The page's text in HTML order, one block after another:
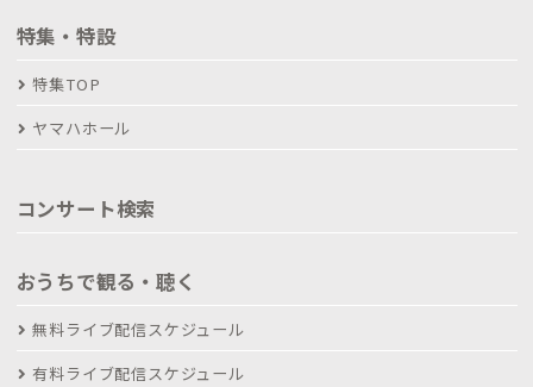
特集・特設
特集TOP
ヤマハホール
コンサート検索
おうちで観る・聴く
無料ライブ配信スケジュール
有料ライブ配信スケジュール